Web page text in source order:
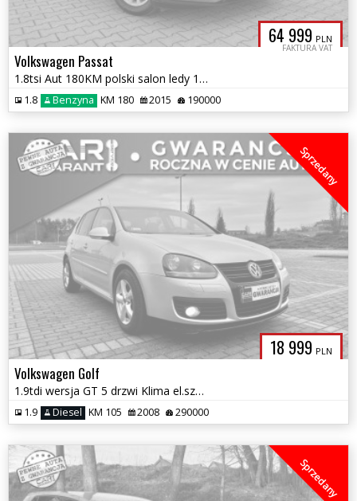
64 999 PLN
FAKTURA VAT
Volkswagen Passat
1.8tsi Aut 180KM polski salon ledy 1wł f-k Vat23% bezwypdkowy serwis
1.8 Benzyna KM 180 2015 190000
18 999 PLN
Sprzedany
Volkswagen Golf
1.9tdi wersja GT 5 drzwi Klima el.szyby tempomat nowy dwumas zamiana
1.9 Diesel KM 105 2008 290000
Sprzedany